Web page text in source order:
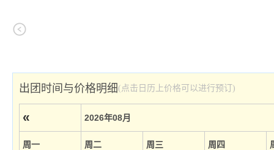
出团时间与价格明细(点击日历上价格可以进行预订)
« 2026年08月
周一 周二 周三 周四